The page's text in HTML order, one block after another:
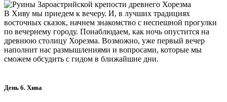
В Хиву мы приедем к вечеру. И, в лучших традициях
восточных сказок, начнем знакомство с неспешной прогулки
по вечернему городу. Понаблюдаем, как ночь опустится на
древнюю столицу Хорезма. Возможно, уже первый вечер
наполнит нас размышлениями и вопросами, которые мы
сможем обсудить с гидом в ближайшие дни.
День 6. Хива